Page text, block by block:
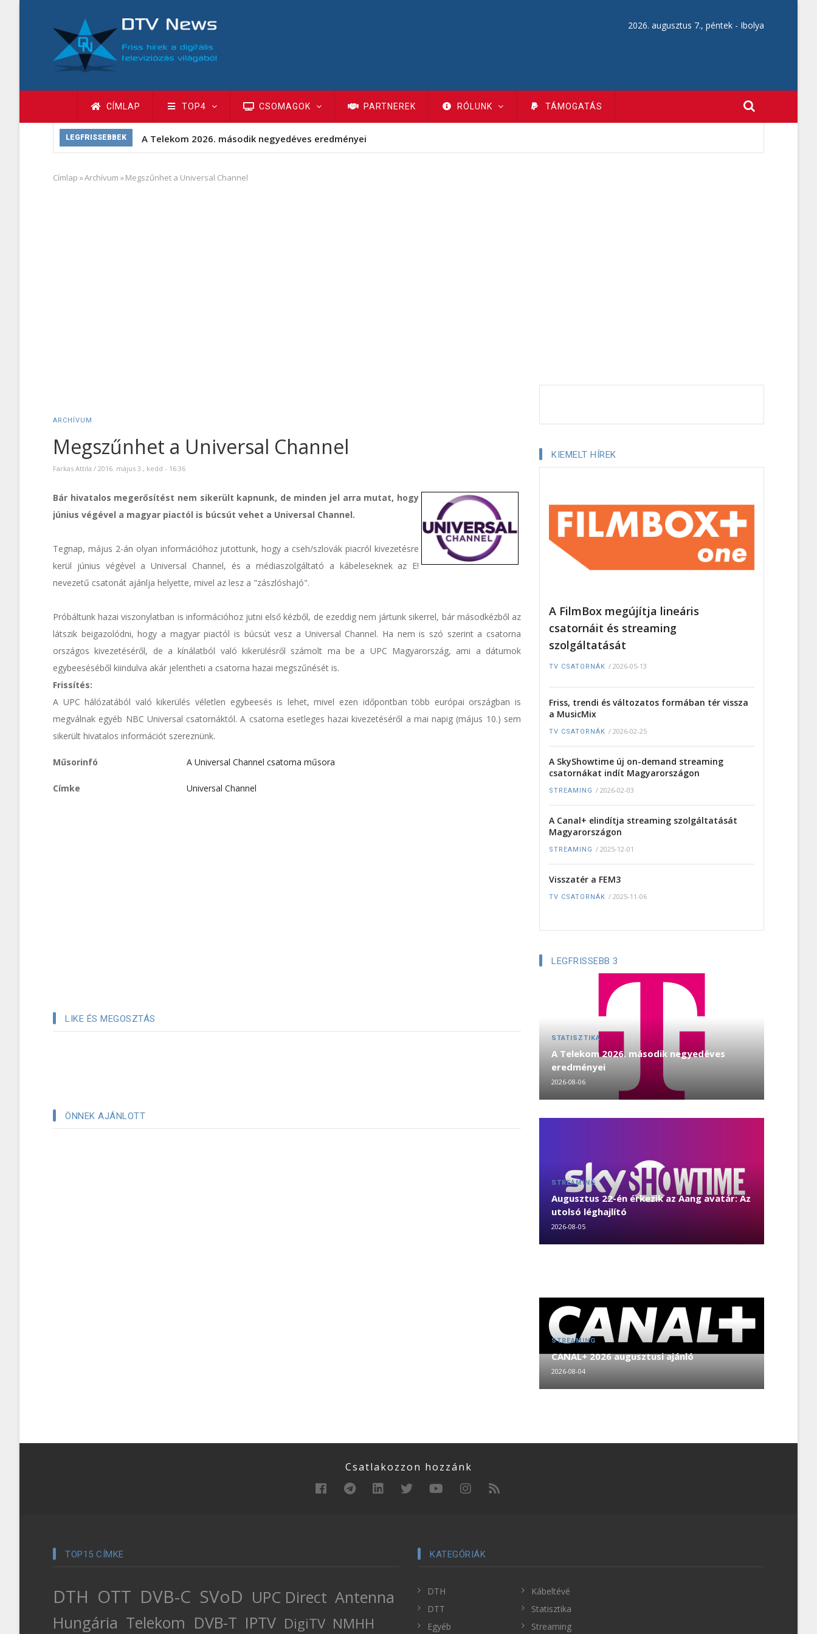
tartalomra
2026. augusztus 7., péntek - Ibolya
Fő
navigáció
CÍMLAP TOP4 CSOMAGOK PARTNEREK RÓLUNK TÁMOGATÁS
LEGFRISSEBBEK A Telekom 2026. második negyedéves eredményei
Morzsa
Címlap »Archívum »Megszűnhet a Universal Channel
ARCHÍVUM
Megszűnhet a Universal Channel
Farkas Attila / 2016. május 3., kedd - 16:36
Bár hivatalos megerősítést nem sikerült kapnunk, de minden jel arra mutat, hogy
június végével a magyar piactól is búcsút vehet a Universal Channel.
Tegnap, május 2-án olyan információhoz jutottunk, hogy a cseh/szlovák piacról kivezetésre
kerül június végével a Universal Channel, és a médiaszolgáltató a kábeleseknek az E!
nevezetű csatonát ajánlja helyette, mivel az lesz a "zászlóshajó".
Próbáltunk hazai viszonylatban is információhoz jutni első kézből, de ezeddig nem jártunk sikerrel, bár másodkézből az
látszik beigazolódni, hogy a magyar piactól is búcsút vesz a Universal Channel. Ha nem is szó szerint a csatorna
országos kivezetéséről, de a kínálatból való kikerülésről számolt ma be a UPC Magyarország, ami a dátumok
egybeeséséből kiindulva akár jelentheti a csatorna hazai megszűnését is.
Frissítés:
A UPC hálózatából való kikerülés véletlen egybeesés is lehet, mivel ezen időpontban több európai országban is
megválnak egyéb NBC Universal csatornáktól. A csatorna esetleges hazai kivezetéséről a mai napig (május 10.) sem
sikerült hivatalos információt szereznünk.
Műsorinfó A Universal Channel csatorna műsora
Címke Universal Channel
LIKE ÉS MEGOSZTÁS
ÖNNEK AJÁNLOTT
KIEMELT HÍREK
A FilmBox megújítja lineáris
csatornáit és streaming
szolgáltatását
TV CSATORNÁK / 2026-05-13
Friss, trendi és változatos formában tér vissza
a MusicMix
TV CSATORNÁK / 2026-02-25
A SkyShowtime új on-demand streaming
csatornákat indít Magyarországon
STREAMING / 2026-02-03
A Canal+ elindítja streaming szolgáltatását
Magyarországon
STREAMING / 2025-12-01
Visszatér a FEM3
TV CSATORNÁK / 2025-11-06
LEGFRISSEBB 3
STATISZTIKA
A Telekom 2026. második negyedéves
eredményei
2026-08-06
STREAMING
Augusztus 22-én érkezik az Aang avatár: Az
utolsó léghajlító
2026-08-05
STREAMING
CANAL+ 2026 augusztusi ajánló
2026-08-04
Csatlakozzon hozzánk
TOP15 CÍMKE
DTH OTT DVB-C SVoD UPC Direct Antenna
Hungária Telekom DVB-T IPTV DigiTV NMHH
KATEGÓRIÁK
DTH
DTT
Egyéb
Kábeltévé
Statisztika
Streaming